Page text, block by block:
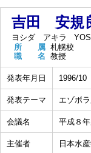
吉田 安規
ヨシダ アキラ
所 属 札幌校
職 名 教授
発表年月日 1996/10
発表テーマ エゾボ
会議名 平成８
主催者 日本水